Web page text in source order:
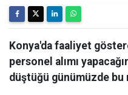
Konya'da faaliyet
personel alımı
düştüğü günümüzde